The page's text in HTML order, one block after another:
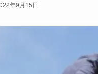
年9月15日